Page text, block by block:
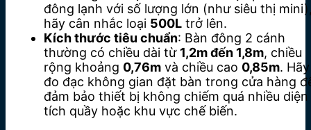
đông lạnh với số lượng lớn (như siêu thị
hãy cân nhắc loại 500L trở lên.
Kích thước tiêu chuẩn: Bàn đông 2 cánh
thường có chiều dài từ 1,2m đến 1,8m, chiều
rộng khoảng 0,76m và chiều cao 0,85m. Hãy
đo đạc không gian đặt bàn trong cửa hàng
đảm bảo thiết bị không chiếm quá nhiều diện
tích quầy hoặc khu vực chế biến.